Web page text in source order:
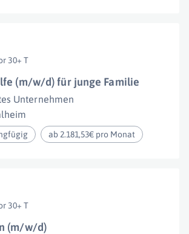
30+ T
(m/w/d) für junge Familie
Unternehmen
ab 2.181,53€ pro Monat
30+ T
(m/w/d)